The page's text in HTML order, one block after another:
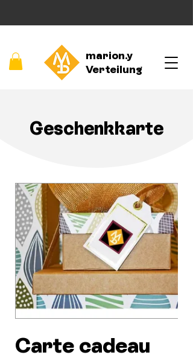
marion.y
Verteilung
Geschenkkarte
Carte cadeau